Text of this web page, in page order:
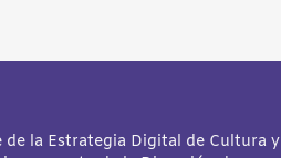
de la Estrategia Digital de Cultura y